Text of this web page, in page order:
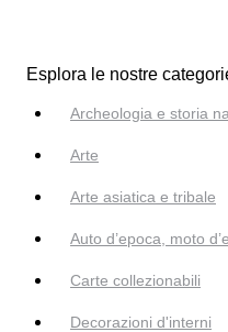
Esplora le nostre
Archeologia e storia
Arte
Arte asiatica e tribale
Auto d’epoca, moto
Carte collezionabili
Decorazioni d'interni